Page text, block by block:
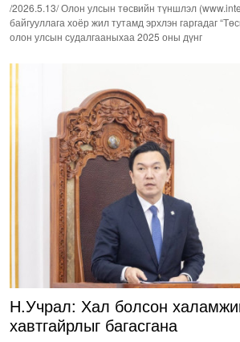
/2026.5.13/ Олон улсын төсвийн түншлэл
байгууллага хоёр жил тутамд эрхлэн гаргадаг
олон улсын судалгааныхаа 2025 оны дүнг
Н.Учрал: Хал болсон
хавтгайрлыг багасгана